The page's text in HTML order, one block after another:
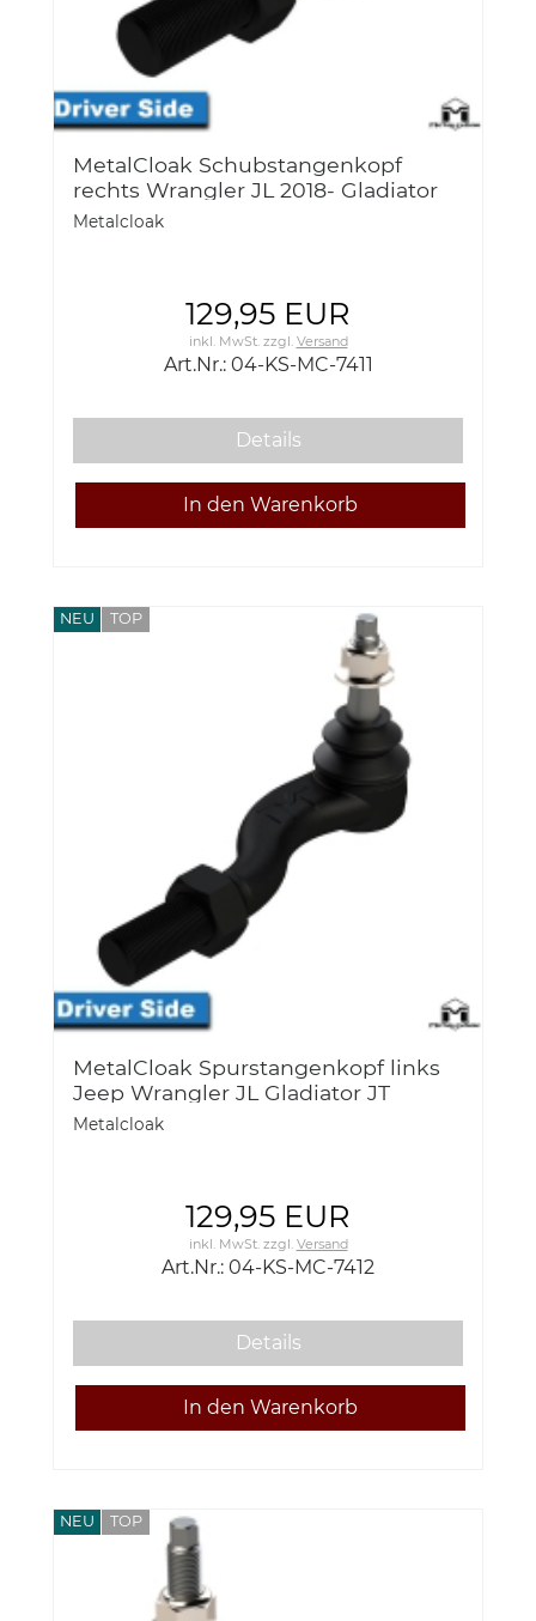
MetalCloak Schubstangenkopf
rechts Wrangler JL 2018- Gladiator
JT
Metalcloak
129,95 EUR
inkl. MwSt.zzgl. Versand
Art.Nr.: 04-KS-MC-7411
Details
NEU TOP
MetalCloak Spurstangenkopf links
Jeep Wrangler JL Gladiator JT
Metalcloak
129,95 EUR
inkl. MwSt.zzgl. Versand
Art.Nr.: 04-KS-MC-7412
Details
NEU TOP